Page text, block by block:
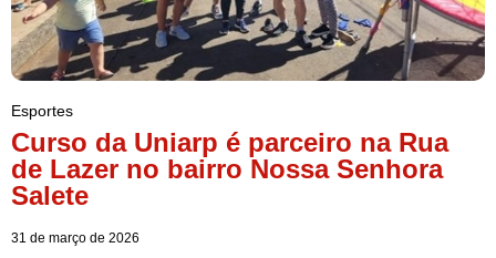
Esportes
Curso da Uniarp é parceiro na Rua
de Lazer no bairro Nossa Senhora
Salete
31 de março de 2026